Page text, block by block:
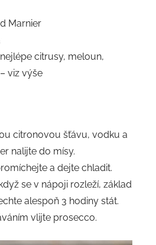
Marnier
citrusy, meloun,
viz výše
citronovou šťávu, vodku a
nalijte do mísy.
a dejte chladit.
se v nápoji rozleží, základ
alespoň 3 hodiny stát.
vlijte prosecco.